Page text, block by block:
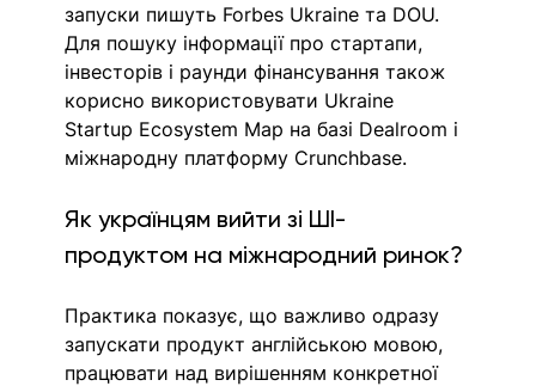
запуски пишуть Forbes Ukraine та DOU.
Для пошуку інформації про стартапи,
інвесторів і раунди фінансування також
корисно використовувати Ukraine
Startup Ecosystem Map на базі Dealroom і
міжнародну платформу Crunchbase.
Як українцям вийти зі ШІ-
продуктом на міжнародний ринок?
Практика показує, що важливо одразу
запускати продукт англійською мовою,
працювати над вирішенням конкретної